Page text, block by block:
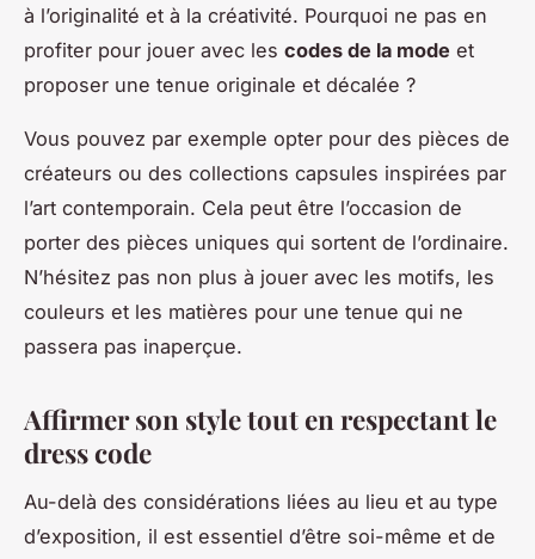
à l’originalité et à la créativité. Pourquoi ne pas en
profiter pour jouer avec les codes de la mode et
proposer une tenue originale et décalée ?
Vous pouvez par exemple opter pour des pièces de
créateurs ou des collections capsules inspirées par
l’art contemporain. Cela peut être l’occasion de
porter des pièces uniques qui sortent de l’ordinaire.
N’hésitez pas non plus à jouer avec les motifs, les
couleurs et les matières pour une tenue qui ne
passera pas inaperçue.
Affirmer son style tout en respectant le
dress code
Au-delà des considérations liées au lieu et au type
d’exposition, il est essentiel d’être soi-même et de